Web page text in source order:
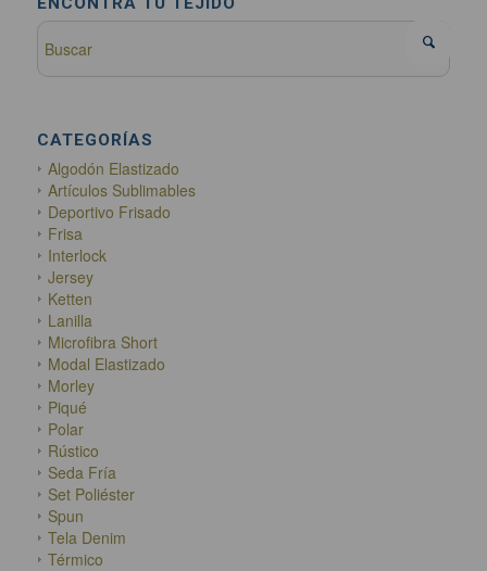
CATEGORÍAS
Algodón Elastizado
Artículos Sublimables
Deportivo Frisado
Frisa
Interlock
Jersey
Ketten
Lanilla
Microfibra Short
Modal Elastizado
Morley
Piqué
Polar
Rústico
Seda Fría
Set Poliéster
Spun
Tela Denim
Térmico